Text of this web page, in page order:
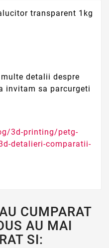
transparent 1kg
detalii despre
invitam sa parcurgeti
3d-printing/petg-
detalieri-comparatii-
CUMPARAT
AU MAI
SI: